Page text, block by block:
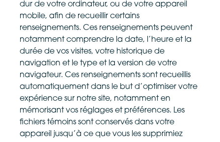
dur de votre ordinateur, ou de votre appareil
mobile, afin de recueillir certains
renseignements. Ces renseignements peuvent
notamment comprendre la date, l’heure et la
durée de vos visites, votre historique de
navigation et le type et la version de votre
navigateur. Ces renseignements sont recueillis
automatiquement dans le but d’optimiser votre
expérience sur notre site, notamment en
mémorisant vos réglages et préférences. Les
fichiers témoins sont conservés dans votre
appareil jusqu’à ce que vous les supprimiez